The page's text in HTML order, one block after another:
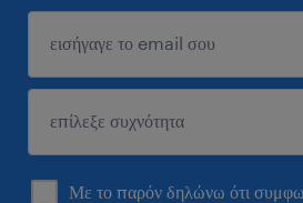
Με το παρόν δηλώνω ότι